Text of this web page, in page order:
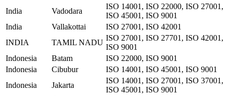
India
Vadodara
ISO 14001, ISO 22000, ISO 27001,
ISO 45001, ISO 9001
India
Vallakottai
ISO 27001, ISO 42001
INDIA
TAMIL NADU
ISO 27001, ISO 27701, ISO 42001,
ISO 9001
Indonesia
Batam
ISO 22000, ISO 9001
Indonesia
Cibubur
ISO 14001, ISO 45001, ISO 9001
Indonesia
Jakarta
ISO 14001, ISO 27001, ISO 37001,
ISO 45001, ISO 9001